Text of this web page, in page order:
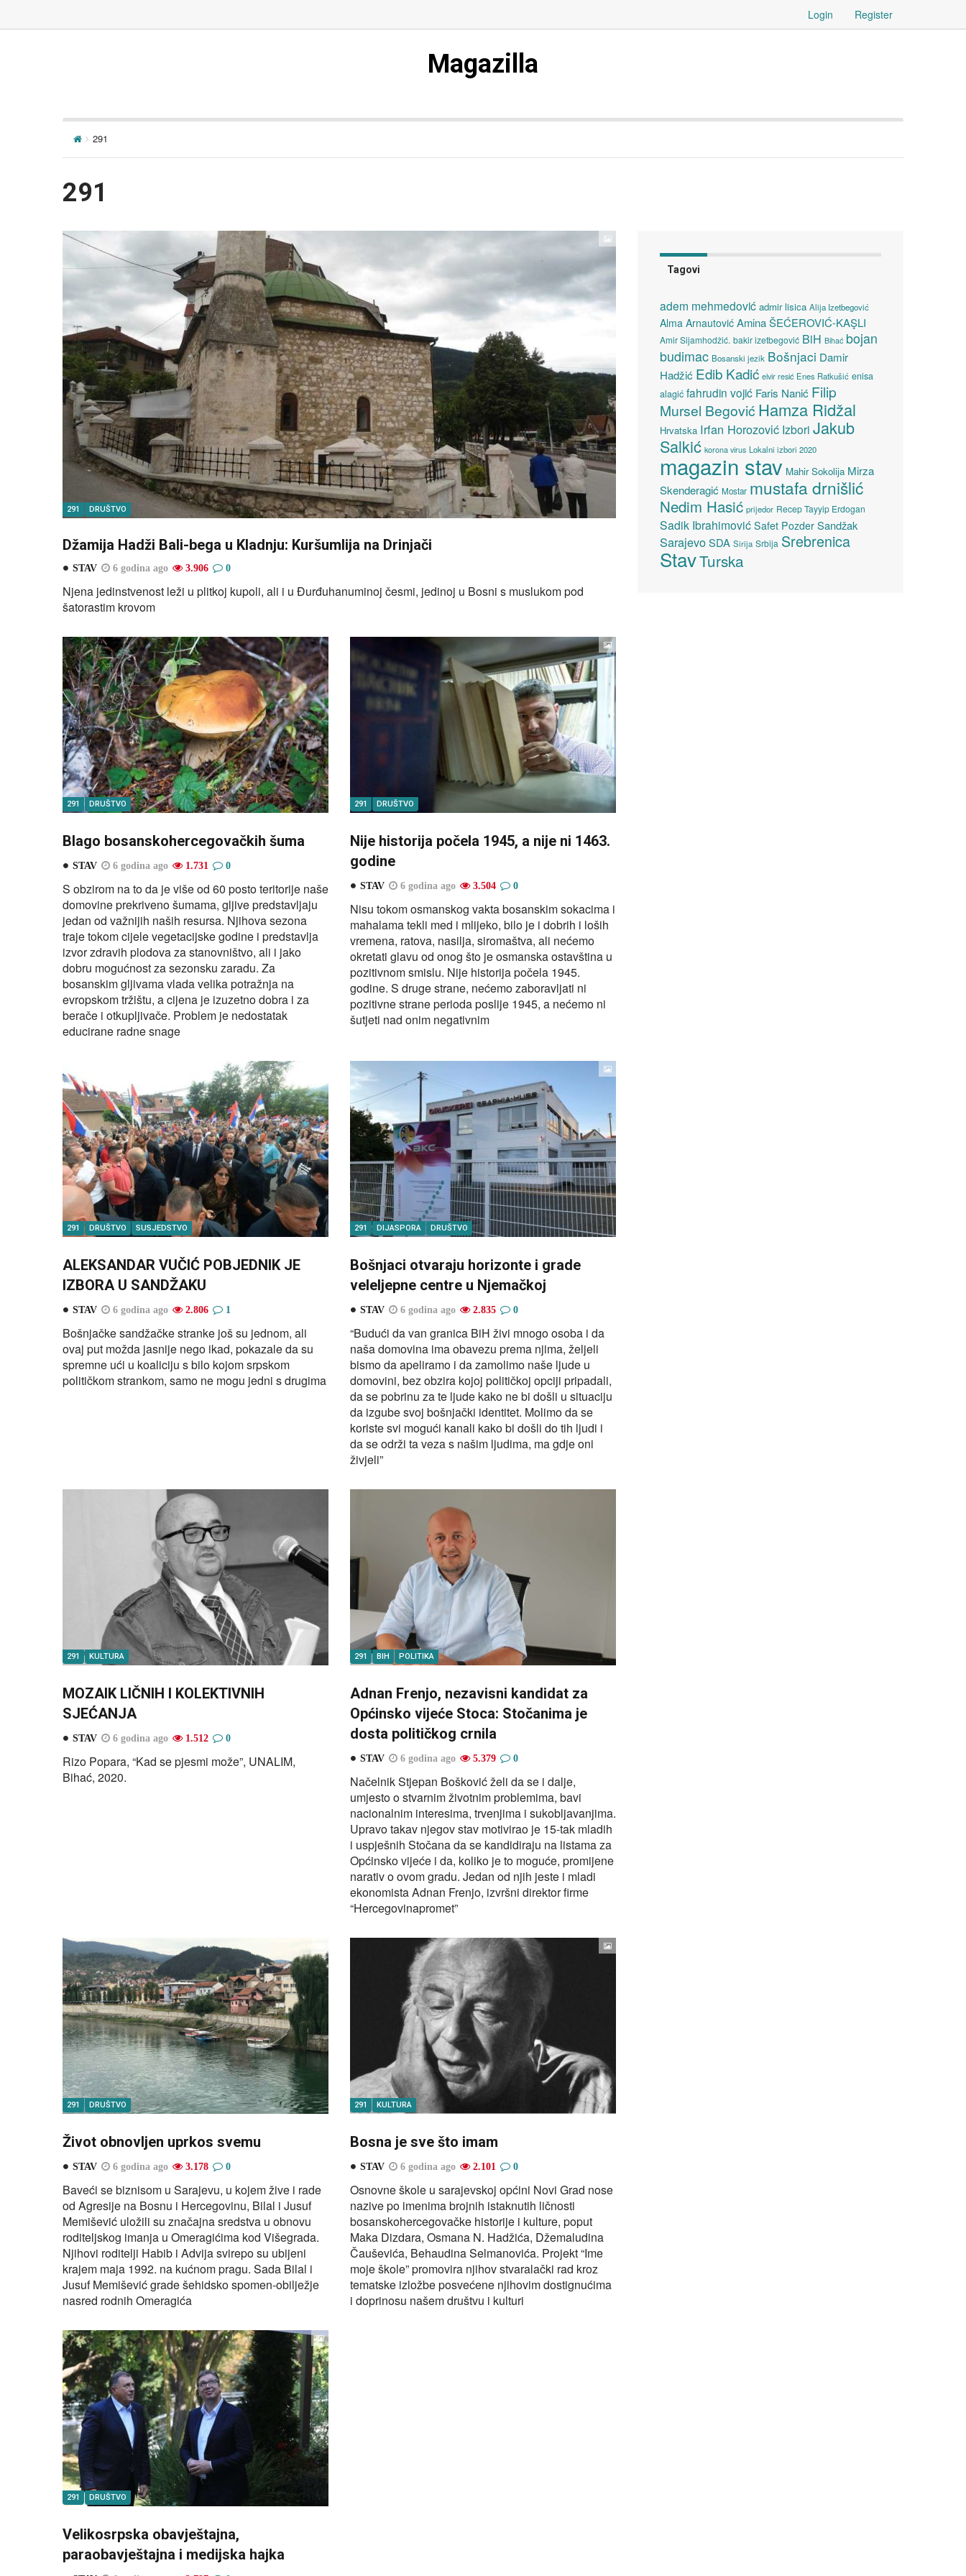
Login Register
Magazilla
291
291
291 DRUŠTVO
Džamija Hadži Bali-bega u Kladnju: Kuršumlija na Drinjači
STAV 6 godina ago 3.906 0
Njena jedinstvenost leži u plitkoj kupoli, ali i u Đurđuhanuminoj česmi, jedinoj u Bosni s muslukom pod
šatorastim krovom
291 DRUŠTVO
Blago bosanskohercegovačkih šuma
STAV 6 godina ago 1.731 0
S obzirom na to da je više od 60 posto teritorije naše
domovine prekriveno šumama, gljive predstavljaju
jedan od važnijih naših resursa. Njihova sezona
traje tokom cijele vegetacijske godine i predstavlja
izvor zdravih plodova za stanovništvo, ali i jako
dobru mogućnost za sezonsku zaradu. Za
bosanskim gljivama vlada velika potražnja na
evropskom tržištu, a cijena je izuzetno dobra i za
berače i otkupljivače. Problem je nedostatak
educirane radne snage
291 DRUŠTVO
Nije historija počela 1945, a nije ni 1463.
godine
STAV 6 godina ago 3.504 0
Nisu tokom osmanskog vakta bosanskim sokacima i
mahalama tekli med i mlijeko, bilo je i dobrih i loših
vremena, ratova, nasilja, siromaštva, ali nećemo
okretati glavu od onog što je osmanska ostavština u
pozitivnom smislu. Nije historija počela 1945.
godine. S druge strane, nećemo zaboravljati ni
pozitivne strane perioda poslije 1945, a nećemo ni
šutjeti nad onim negativnim
291 DRUŠTVO SUSJEDSTVO
ALEKSANDAR VUČIĆ POBJEDNIK JE
IZBORA U SANDŽAKU
STAV 6 godina ago 2.806 1
Bošnjačke sandžačke stranke još su jednom, ali
ovaj put možda jasnije nego ikad, pokazale da su
spremne ući u koaliciju s bilo kojom srpskom
političkom strankom, samo ne mogu jedni s drugima
291 DIJASPORA DRUŠTVO
Bošnjaci otvaraju horizonte i grade
veleljepne centre u Njemačkoj
STAV 6 godina ago 2.835 0
“Budući da van granica BiH živi mnogo osoba i da
naša domovina ima obavezu prema njima, željeli
bismo da apeliramo i da zamolimo naše ljude u
domovini, bez obzira kojoj političkoj opciji pripadali,
da se pobrinu za te ljude kako ne bi došli u situaciju
da izgube svoj bošnjački identitet. Molimo da se
koriste svi mogući kanali kako bi došli do tih ljudi i
da se održi ta veza s našim ljudima, ma gdje oni
živjeli”
291 KULTURA
MOZAIK LIČNIH I KOLEKTIVNIH
SJEĆANJA
STAV 6 godina ago 1.512 0
Rizo Popara, “Kad se pjesmi može”, UNALIM,
Bihać, 2020.
291 BIH POLITIKA
Adnan Frenjo, nezavisni kandidat za
Općinsko vijeće Stoca: Stočanima je
dosta političkog crnila
STAV 6 godina ago 5.379 0
Načelnik Stjepan Bošković želi da se i dalje,
umjesto o stvarnim životnim problemima, bavi
nacionalnim interesima, trvenjima i sukobljavanjima.
Upravo takav njegov stav motivirao je 15-tak mladih
i uspješnih Stočana da se kandidiraju na listama za
Općinsko vijeće i da, koliko je to moguće, promijene
narativ o ovom gradu. Jedan od njih jeste i mladi
ekonomista Adnan Frenjo, izvršni direktor firme
“Hercegovinapromet”
291 DRUŠTVO
Život obnovljen uprkos svemu
STAV 6 godina ago 3.178 0
Baveći se biznisom u Sarajevu, u kojem žive i rade
od Agresije na Bosnu i Hercegovinu, Bilal i Jusuf
Memišević uložili su značajna sredstva u obnovu
roditeljskog imanja u Omeragićima kod Višegrada.
Njihovi roditelji Habib i Advija svirepo su ubijeni
krajem maja 1992. na kućnom pragu. Sada Bilal i
Jusuf Memišević grade šehidsko spomen-obilježje
nasred rodnih Omeragića
291 KULTURA
Bosna je sve što imam
STAV 6 godina ago 2.101 0
Osnovne škole u sarajevskoj općini Novi Grad nose
nazive po imenima brojnih istaknutih ličnosti
bosanskohercegovačke historije i kulture, poput
Maka Dizdara, Osmana N. Hadžića, Džemaludina
Čauševića, Behaudina Selmanovića. Projekt “Ime
moje škole” promovira njihov stvaralački rad kroz
tematske izložbe posvećene njihovim dostignućima
i doprinosu našem društvu i kulturi
291 DRUŠTVO
Velikosrpska obavještajna,
paraobavještajna i medijska hajka
Tagovi
adem mehmedović admir lisica Alija Izetbegović
Alma Arnautović Amina ŠEĆEROVIĆ-KAŞLI
Amir Sijamhodžić. bakir izetbegović BiH Bihać bojan
budimac Bosanski jezik Bošnjaci Damir
Hadžić Edib Kadić elvir resić Enes Ratkušić enisa
alagić fahrudin vojić Faris Nanić Filip
Mursel Begović Hamza Ridžal
Hrvatska Irfan Horozović Izbori Jakub
Salkić korona virus Lokalni izbori 2020
magazin stav Mahir Sokolija Mirza
Skenderagić Mostar mustafa drnišlić
Nedim Hasić prijedor Recep Tayyip Erdogan
Sadik Ibrahimović Safet Pozder Sandžak
SarajevoSDA Sirija Srbija Srebrenica
StavTurska